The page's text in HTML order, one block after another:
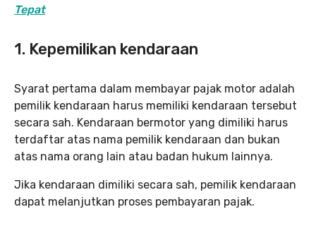
Tepat
1. Kepemilikan kendaraan
Syarat pertama dalam membayar pajak motor adalah
pemilik kendaraan harus memiliki kendaraan tersebut
secara sah. Kendaraan bermotor yang dimiliki harus
terdaftar atas nama pemilik kendaraan dan bukan
atas nama orang lain atau badan hukum lainnya.
Jika kendaraan dimiliki secara sah, pemilik kendaraan
dapat melanjutkan proses pembayaran pajak.